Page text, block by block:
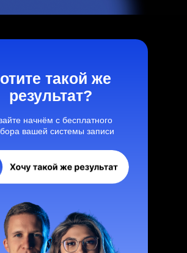
такой же
результат?
начнём с бесплатного
вашей системы записи